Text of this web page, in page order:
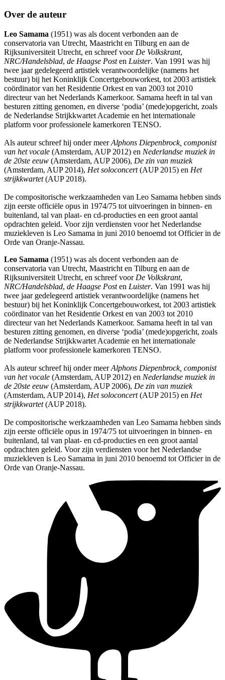
Over de auteur
Leo Samama (1951) was als docent verbonden aan de
conservatoria van Utrecht, Maastricht en Tilburg en aan de
Rijksuniversiteit Utrecht, en schreef voor De Volkskrant,
NRC/Handelsblad, de Haagse Posten Luister. Van 1991 was hij
twee jaar gedelegeerd artistiek verantwoordelijke (namens het
bestuur) bij het Koninklijk Concertgebouworkest, tot 2003 artistiek
coördinator van het Residentie Orkest en van 2003 tot 2010
directeur van het Nederlands Kamerkoor. Samama heeft in tal van
besturen zitting genomen, en diverse ‘podia’ (mede)opgericht, zoals
de Nederlandse Strijkkwartet Academie en het internationale
platform voor professionele kamerkoren TENSO.
Als auteur schreef hij onder meerAlphons Diepenbrock, componist
van het vocale (Amsterdam, AUP 2012) en Nederlandse muziek in
de 20ste eeuw (Amsterdam, AUP 2006), De zin van muziek
(Amsterdam, AUP 2014), Het soloconcert(AUP 2015) en Het
strijkkwartet(AUP 2018).
De compositorische werkzaamheden van Leo Samama hebben sinds
zijn eerste officiële opus in 1974/75 tot uitvoeringen in binnen- en
buitenland, tal van plaat- en cd-producties en een groot aantal
opdrachten geleid. Voor zijn verdiensten voor het Nederlandse
muziekleven is Leo Samama in juni 2010 benoemd tot Officier in de
Orde van Oranje-Nassau.
Leo Samama (1951) was als docent verbonden aan de
conservatoria van Utrecht, Maastricht en Tilburg en aan de
Rijksuniversiteit Utrecht, en schreef voor De Volkskrant,
NRC/Handelsblad, de Haagse Posten Luister. Van 1991 was hij
twee jaar gedelegeerd artistiek verantwoordelijke (namens het
bestuur) bij het Koninklijk Concertgebouworkest, tot 2003 artistiek
coördinator van het Residentie Orkest en van 2003 tot 2010
directeur van het Nederlands Kamerkoor. Samama heeft in tal van
besturen zitting genomen, en diverse ‘podia’ (mede)opgericht, zoals
de Nederlandse Strijkkwartet Academie en het internationale
platform voor professionele kamerkoren TENSO.
Als auteur schreef hij onder meerAlphons Diepenbrock, componist
van het vocale (Amsterdam, AUP 2012) en Nederlandse muziek in
de 20ste eeuw (Amsterdam, AUP 2006), De zin van muziek
(Amsterdam, AUP 2014), Het soloconcert(AUP 2015) en Het
strijkkwartet(AUP 2018).
De compositorische werkzaamheden van Leo Samama hebben sinds
zijn eerste officiële opus in 1974/75 tot uitvoeringen in binnen- en
buitenland, tal van plaat- en cd-producties en een groot aantal
opdrachten geleid. Voor zijn verdiensten voor het Nederlandse
muziekleven is Leo Samama in juni 2010 benoemd tot Officier in de
Orde van Oranje-Nassau.